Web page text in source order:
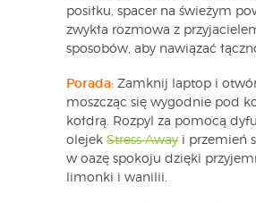
posiłku, spacer na świeżym
zwykła rozmowa z
sposobów, aby nawiązać
Porada: Zamknij laptop i
moszcząc się wygodnie pod
kołdrą. Rozpyl za pomocą
olejek Stress Away i przemień
w oazę spokoju dzięki
limonki i wanilii.